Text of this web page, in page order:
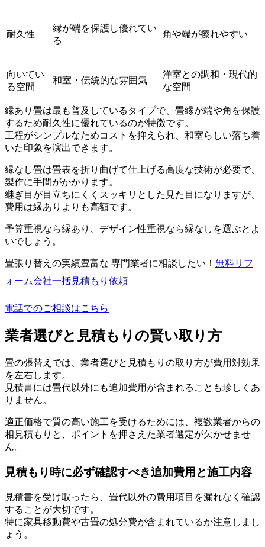
耐久性
縁が端を保護し優れてい
る
角や端が擦れやすい
向いてい
る空間
和室・伝統的な雰囲気
洋室との調和・現代的
な空間
縁あり畳は最も普及しているタイプで、畳縁が端や角を保護
するため耐久性に優れているのが特徴です。
工程がシンプルなためコストを抑えられ、和室らしい落ち着
いた印象を演出できます。
縁なし畳は畳表を折り曲げて仕上げる高度な技術が必要で、
製作に手間がかかります。
継ぎ目が目立ちにくくスッキリとした見た目になりますが、
費用は縁ありよりも高額です。
予算重視なら縁あり、デザイン性重視なら縁なしを選ぶとよ
いでしょう。
畳張り替えの実績豊富な 専門業者に相談したい！ 無料リフ
ォーム会社一括見積もり依頼
電話でのご相談はこちら
業者選びと見積もりの賢い取り方
畳の張替えでは、業者選びと見積もりの取り方が費用対効果
を左右します。
見積書には畳代以外にも追加費用が含まれることも珍しくあ
りません。
適正価格で質の高い施工を受けるためには、複数業者からの
相見積もりと、ポイントを押さえた業者選定が欠かせませ
ん。
見積もり時に必ず確認すべき追加費用と施工内容
見積書を受け取ったら、畳代以外の費用項目を漏れなく確認
することが大切です。
特に家具移動費や古畳の処分費が含まれているか注意しまし
ょう。